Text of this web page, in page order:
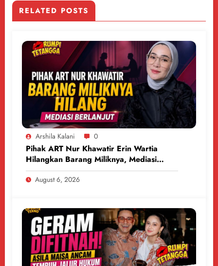
RELATED POSTS
Arshila Kalani 0
Pihak ART Nur Khawatir Erin Wartia
Hilangkan Barang Miliknya, Mediasi
Berlanjut
August 6, 2026